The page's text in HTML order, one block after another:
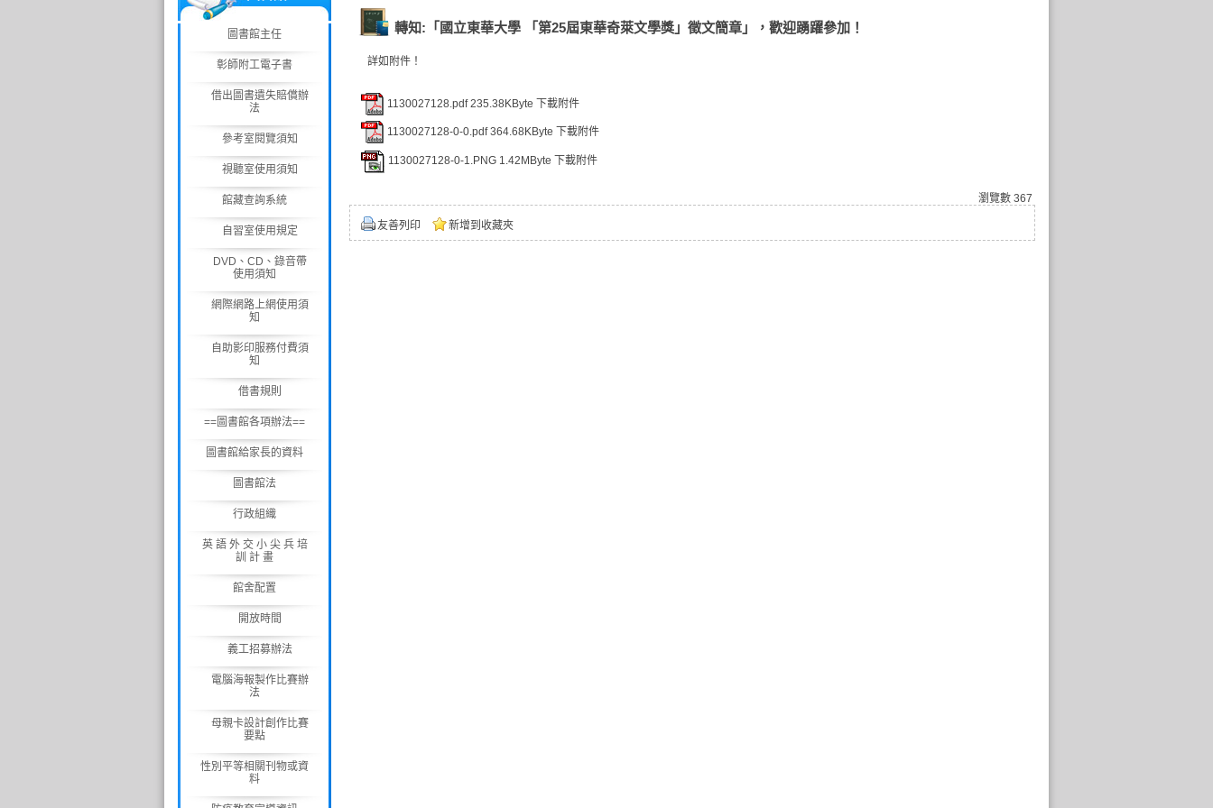
圖書館主任
彰師附工電子書
借出圖書遺失賠償辦
法
參考室閱覽須知
視聽室使用須知
館藏查詢系統
自習室使用規定
DVD、CD、錄音帶
使用須知
網際網路上網使用須
知
自助影印服務付費須
知
借書規則
==圖書館各項辦法==
圖書館給家長的資料
圖書館法
行政組織
英 語 外 交 小 尖 兵 培
訓 計 畫
館舍配置
開放時間
義工招募辦法
電腦海報製作比賽辦
法
母親卡設計創作比賽
要點
性別平等相關刊物或資
料
轉知:「國立東華大學 「第25屆東華奇萊文學獎」徵文簡章」，歡迎踴躍參加！
詳如附件！
1130027128.pdf 235.38KByte 下載附件
1130027128-0-0.pdf 364.68KByte 下載附件
1130027128-0-1.PNG 1.42MByte 下載附件
瀏覽數 367
友善列印 新增到收藏夾